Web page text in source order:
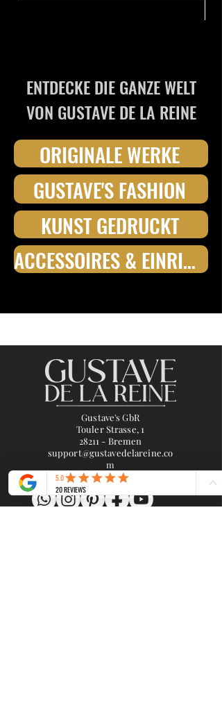
ENTDECKE DIE GANZE WELT
VON GUSTAVE DE LA REINE
ORIGINALE WERKE
GUSTAVE'S FASHION
KUNST GEDRUCKT
ACCESSOIRES & EINRICHTUNGSELEMENTE
Gustave's GbR
Touler Strasse, 1
28211 - Bremen
support@gustavedelareine.co
m
www.gustavedelareine.com